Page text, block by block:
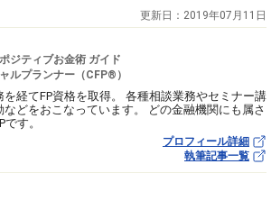
更新日： 2019年07月11日
ジティブお金術 ガイド
ルプランナー（CFP®）
を経てFP資格を取得。 各種相談業務やセミナー講
などをおこなっています。 どの金融機関にも属さ
す。
プロフィール詳細
執筆記事一覧